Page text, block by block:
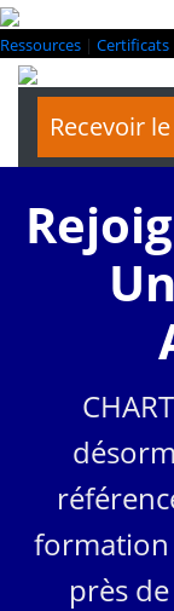
Ressources | Certificats
Recevoir
formation
près